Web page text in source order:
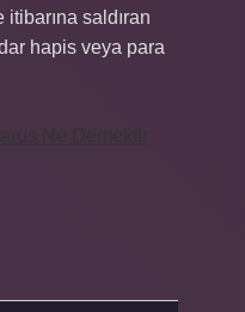
saldıran
hapis veya para